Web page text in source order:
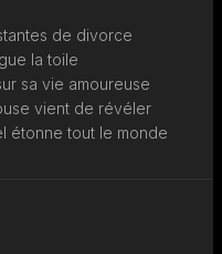
de divorce
la toile
sa vie amoureuse
vient de révéler
étonne tout le monde